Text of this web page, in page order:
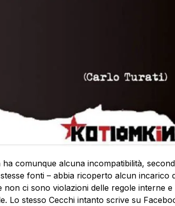
comunque alcuna incompatibilità,
fonti – abbia ricoperto alcun incarico
ci sono violazioni delle regole interne e
Lo stesso Cecchi intanto scrive su